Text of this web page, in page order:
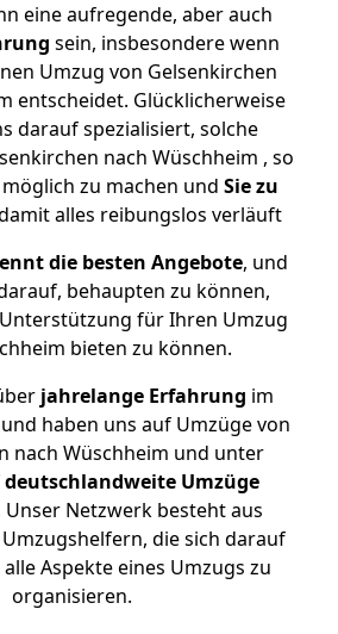
eine aufregende, aber auch
sein, insbesondere wenn
Umzug von Gelsenkirchen
entscheidet. Glücklicherweise
darauf spezialisiert, solche
nach Wüschheim , so
zu machen und Sie zu
alles reibungslos verläuft
die besten Angebote, und
behaupten zu können,
für Ihren Umzug
bieten zu können.
jahrelange Erfahrung im
haben uns auf Umzüge von
nach Wüschheim und unter
deutschlandweite Umzüge
Unser Netzwerk besteht aus
die sich darauf
Aspekte eines Umzugs zu
organisieren.